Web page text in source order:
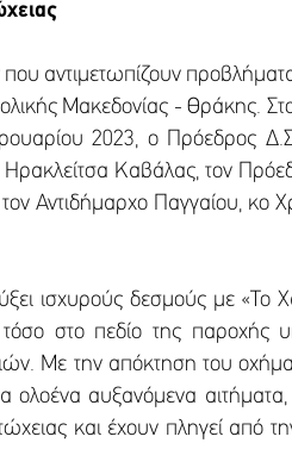
αντιμετωπίζουν
Μακεδονίας - Θράκης. Στο
2023, ο Πρόεδρος
Καβάλας, τον
Αντιδήμαρχο Παγγαίου, κο
ισχυρούς δεσμούς με «Το
στο πεδίο της παροχής
Με την απόκτηση του
ολοένα αυξανόμενα
και έχουν πληγεί από